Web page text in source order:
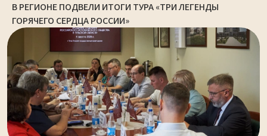
В РЕГИОНЕ ПОДВЕЛИ ИТОГИ ТУРА «ТРИ ЛЕГЕНДЫ
ГОРЯЧЕГО СЕРДЦА РОССИИ»